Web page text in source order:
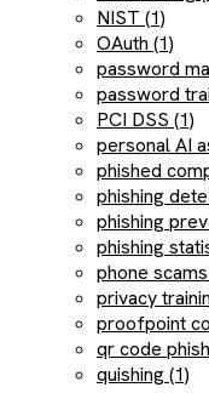
NIST (1)
OAuth (1)
password
password
PCI DSS (1)
personal AI
phished
phishing
phishing
phishing
phone
privacy
proofpoint
qr code
quishing (1)